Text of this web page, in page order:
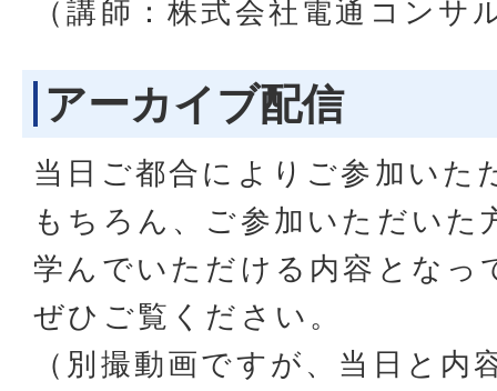
（講師：株式会社電通コンサ
アーカイブ配信
当日ご都合によりご参加いた
もちろん、ご参加いただいた
学んでいただける内容となっ
ぜひご覧ください。
（別撮動画ですが、当日と内